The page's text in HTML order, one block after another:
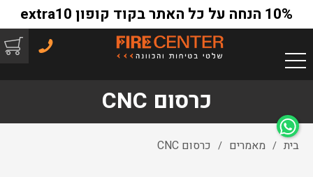
10% הנחה על כל האתר בקוד קופון extra10
כרסום CNC
בית / מאמרים / כרסום CNC